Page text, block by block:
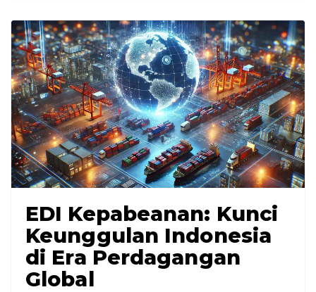
EDI Kepabeanan: Kunci
Keunggulan Indonesia
di Era Perdagangan
Global